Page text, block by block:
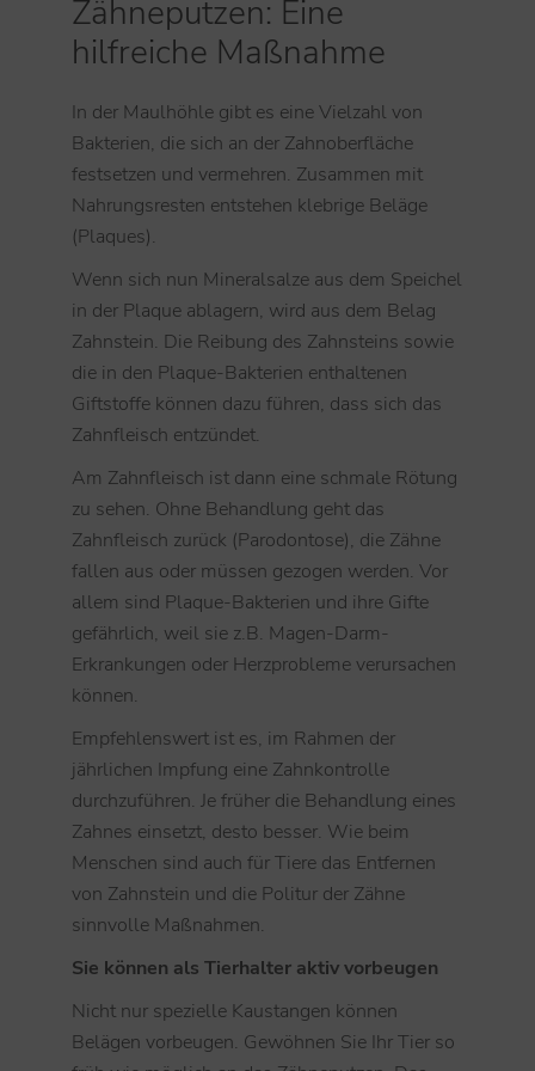
Zähneputzen: Eine
hilfreiche Maßnahme
In der Maulhöhle gibt es eine Vielzahl von
Bakterien, die sich an der Zahnoberfläche
festsetzen und vermehren. Zusammen mit
Nahrungsresten entstehen klebrige Beläge
(Plaques).
Wenn sich nun Mineralsalze aus dem Speichel
in der Plaque ablagern, wird aus dem Belag
Zahnstein. Die Reibung des Zahnsteins sowie
die in den Plaque-Bakterien enthaltenen
Giftstoffe können dazu führen, dass sich das
Zahnfleisch entzündet.
Am Zahnfleisch ist dann eine schmale Rötung
zu sehen. Ohne Behandlung geht das
Zahnfleisch zurück (Parodontose), die Zähne
fallen aus oder müssen gezogen werden. Vor
allem sind Plaque-Bakterien und ihre Gifte
gefährlich, weil sie z.B. Magen-Darm-
Erkrankungen oder Herzprobleme verursachen
können.
Empfehlenswert ist es, im Rahmen der
jährlichen Impfung eine Zahnkontrolle
durchzuführen. Je früher die Behandlung eines
Zahnes einsetzt, desto besser. Wie beim
Menschen sind auch für Tiere das Entfernen
von Zahnstein und die Politur der Zähne
sinnvolle Maßnahmen.
Sie können als Tierhalter aktiv vorbeugen
Nicht nur spezielle Kaustangen können
Belägen vorbeugen. Gewöhnen Sie Ihr Tier so